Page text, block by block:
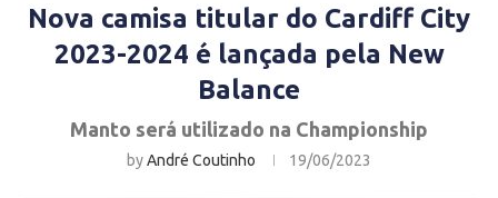
Nova camisa titular do Cardiff City
2023-2024 é lançada pela New
Balance
Manto será utilizado na Championship
byAndré Coutinho 19/06/2023